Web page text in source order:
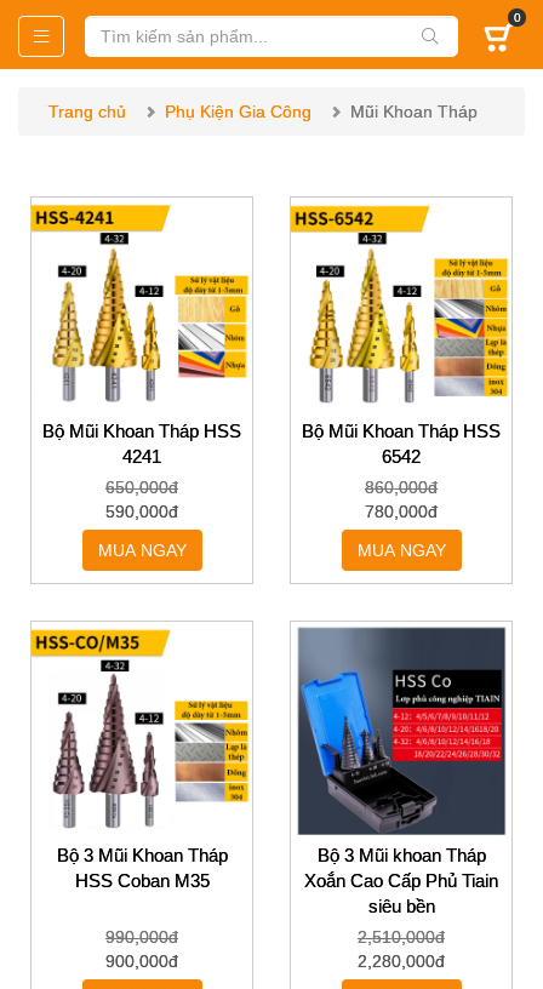
0
Trang chủ Phụ Kiện Gia Công Mũi Khoan Tháp
Bộ Mũi Khoan Tháp HSS
4241
650,000đ
590,000đ
MUA NGAY
Bộ Mũi Khoan Tháp HSS
6542
860,000đ
780,000đ
MUA NGAY
Bộ 3 Mũi Khoan Tháp
HSS Coban M35
990,000đ
900,000đ
Bộ 3 Mũi khoan Tháp
Xoắn Cao Cấp Phủ Tiain
siêu bền
2,510,000đ
2,280,000đ